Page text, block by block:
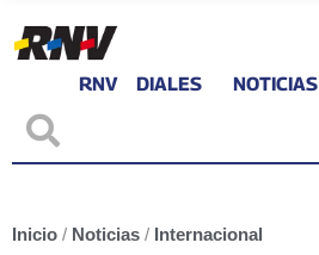
RNV DIALES NOTICIAS
Inicio / Noticias / Internacional